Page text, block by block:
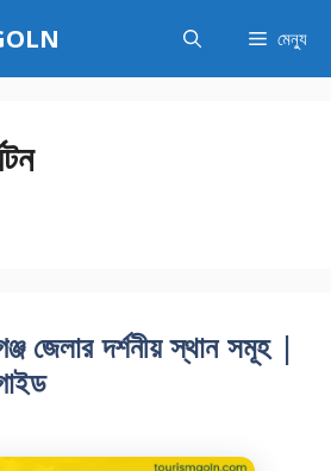
মেন্যু
জেলার দর্শনীয় স্থান সমূহ |